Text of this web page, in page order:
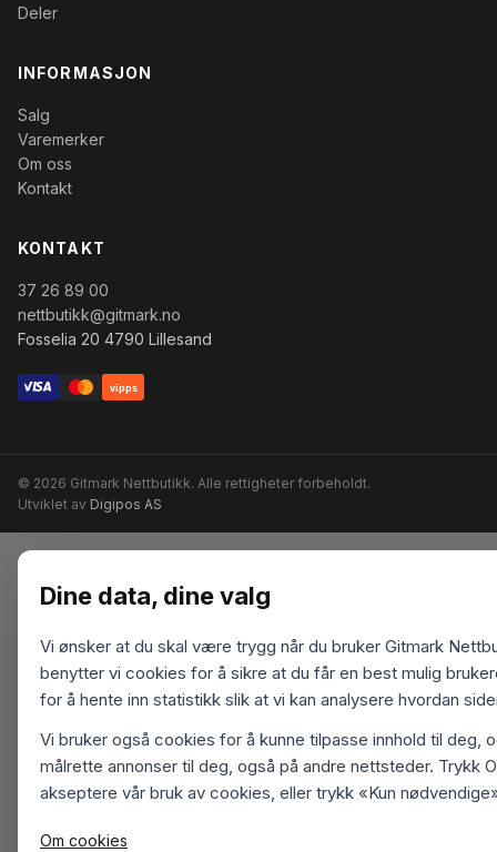
Deler
INFORMASJON
Salg
Varemerker
Om oss
Kontakt
KONTAKT
37 26 89 00
nettbutikk@gitmark.no
Fosselia 20 4790 Lillesand
vipps
© 2026 Gitmark Nettbutikk. Alle rettigheter forbeholdt.
Utviklet av Digipos AS
Dine data, dine valg
Vi ønsker at du skal være trygg når du bruker Gitmark
benytter vi cookies for å sikre at du får en best mulig
for å hente inn statistikk slik at vi kan analysere hvordan
Vi bruker også cookies for å kunne tilpasse innhold til deg,
målrette annonser til deg, også på andre nettsteder. Trykk
akseptere vår bruk av cookies, eller trykk «Kun
Om cookies